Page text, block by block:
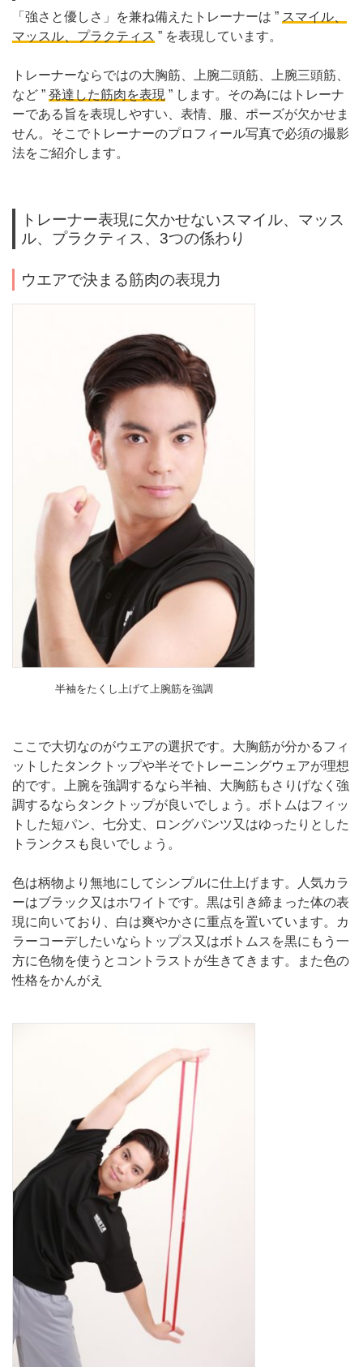
「強さと優しさ」を兼ね備えたトレーナーは ” スマイル、
マッスル、プラクティス ” を表現しています。
トレーナーならではの大胸筋、上腕二頭筋、上腕三頭筋、
など ” 発達した筋肉を表現 ” します。その為にはトレーナ
ーである旨を表現しやすい、表情、服、ポーズが欠かせま
せん。そこで トレーナーのプロフィール写真で必須の撮影
法をご紹介します。
トレーナー表現に欠かせないスマイル、マッス
ル、プラクティス、3つの係わり
ウエアで決まる筋肉の表現力
半袖をたくし上げて上腕筋を強調
ここで大切なのがウエアの選択です。大胸筋が分かるフィ
ットしたタンクトップや半そでトレーニングウェアが理想
的です。上腕を強調するなら半袖、大胸筋もさりげなく強
調するならタンクトップが良いでしょう。ボトムはフィッ
トした短パン、七分丈、ロングパンツ又はゆったりとした
トランクスも良いでしょう。
色は柄物より無地にしてシンプルに仕上げます。人気カラ
ーはブラック又はホワイトです。黒は引き締まった体の表
現に向いており、白は爽やかさに重点を置いています。カ
ラーコーデしたいならトップス又はボトムスを黒にもう一
方に色物を使うとコントラストが生きてきます。また色の
性格をかんがえ